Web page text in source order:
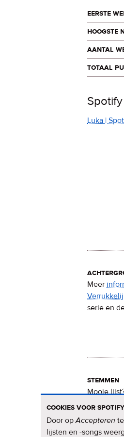
eerste
hoogste
aantal
totaal
Spotify
Luka |
Meer
serie en
stemmen
Mooie
nu voor
cookies voor
Door opAccepteren
lijsten en -songs